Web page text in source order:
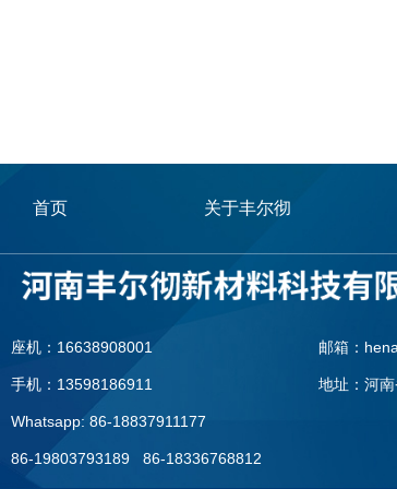
首页 关于丰尔彻
座机：16638908001
手机：13598186911
Whatsapp: 86-18837911177
86-19803793189 86-18336768812
邮箱：
地址：河